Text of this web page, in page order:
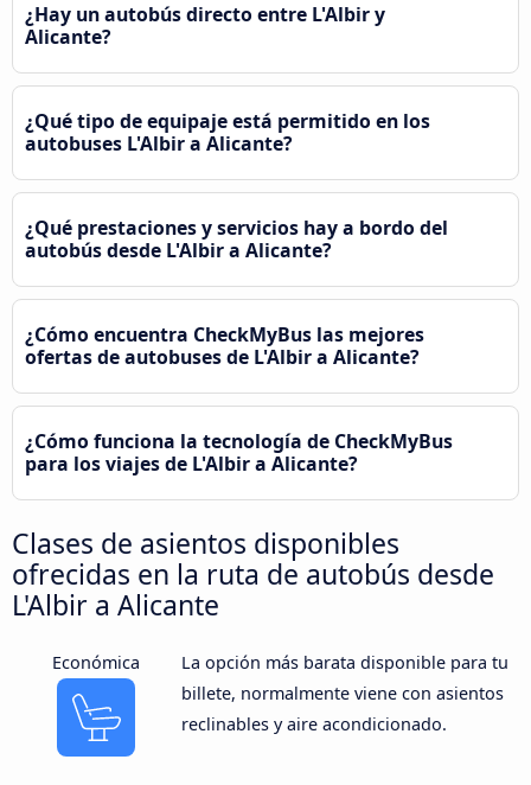
¿Hay un autobús directo entre L'Albir y
Alicante?
¿Qué tipo de equipaje está permitido en los
autobuses L'Albir a Alicante?
¿Qué prestaciones y servicios hay a bordo del
autobús desde L'Albir a Alicante?
¿Cómo encuentra CheckMyBus las mejores
ofertas de autobuses de L'Albir a Alicante?
¿Cómo funciona la tecnología de CheckMyBus
para los viajes de L'Albir a Alicante?
Clases de asientos disponibles
ofrecidas en la ruta de autobús desde
L'Albir a Alicante
Económica
La opción más barata disponible para tu
billete, normalmente viene con asientos
reclinables y aire acondicionado.